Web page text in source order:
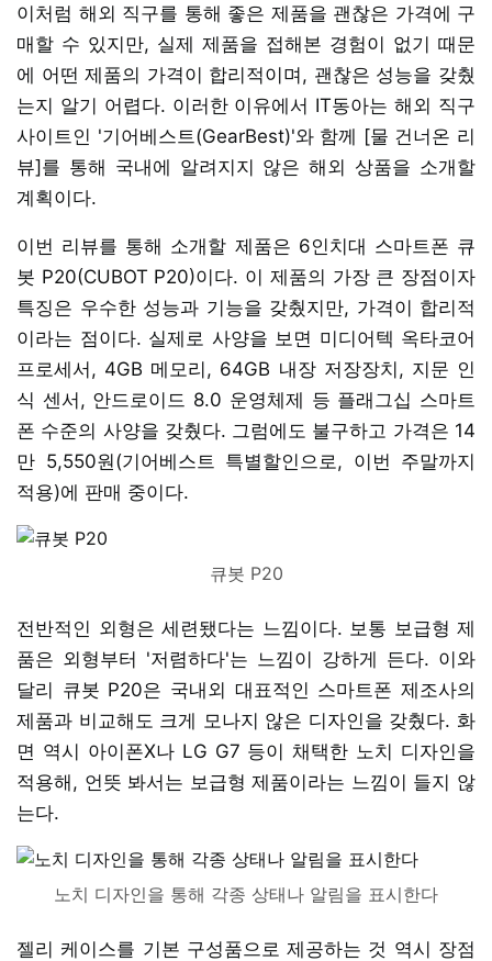
이처럼 해외 직구를 통해 좋은 제품을 괜찮은 가격에 구
매할 수 있지만, 실제 제품을 접해본 경험이 없기 때문
에 어떤 제품의 가격이 합리적이며, 괜찮은 성능을 갖췄
는지 알기 어렵다. 이러한 이유에서 IT동아는 해외 직구
사이트인 '기어베스트(GearBest)'와 함께 [물 건너온 리
뷰]를 통해 국내에 알려지지 않은 해외 상품을 소개할
계획이다.
이번 리뷰를 통해 소개할 제품은 6인치대 스마트폰 큐
봇 P20(CUBOT P20)이다. 이 제품의 가장 큰 장점이자
특징은 우수한 성능과 기능을 갖췄지만, 가격이 합리적
이라는 점이다. 실제로 사양을 보면 미디어텍 옥타코어
프로세서, 4GB 메모리, 64GB 내장 저장장치, 지문 인
식 센서, 안드로이드 8.0 운영체제 등 플래그십 스마트
폰 수준의 사양을 갖췄다. 그럼에도 불구하고 가격은 14
만 5,550원(기어베스트 특별할인으로, 이번 주말까지
적용)에 판매 중이다.
큐봇 P20
전반적인 외형은 세련됐다는 느낌이다. 보통 보급형 제
품은 외형부터 '저렴하다'는 느낌이 강하게 든다. 이와
달리 큐봇 P20은 국내외 대표적인 스마트폰 제조사의
제품과 비교해도 크게 모나지 않은 디자인을 갖췄다. 화
면 역시 아이폰X나 LG G7 등이 채택한 노치 디자인을
적용해, 언뜻 봐서는 보급형 제품이라는 느낌이 들지 않
는다.
노치 디자인을 통해 각종 상태나 알림을 표시한다
젤리 케이스를 기본 구성품으로 제공하는 것 역시 장점